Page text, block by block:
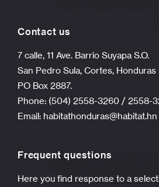
Contact us
7 calle, 11 Ave. Barrio Suyapa S.O.
San Pedro Sula, Cortes, Honduras
PO Box 2887.
Phone: (504) 2558-3260 / 2558-
Email: habitathonduras@habitat.hn
Frequent questions
Here you find response to a